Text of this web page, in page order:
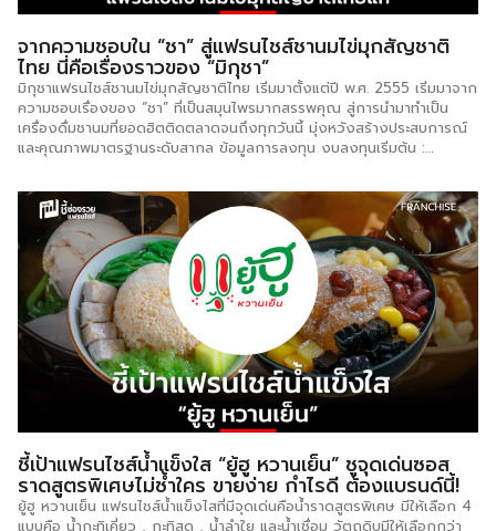
จากความชอบใน “ชา” สู่แฟรนไชส์ชานมไข่มุกสัญชาติ
ไทย นี่คือเรื่องราวของ “มิกุชา”
มิกุชาแฟรนไชส์ชานมไข่มุกสัญชาติไทย เริ่มมาตั้งแต่ปี พ.ศ. 2555 เริ่มมาจาก
ความชอบเรื่องของ “ชา” ที่เป็นสมุนไพรมากสรรพคุณ สู่การนำมาทำเป็น
เครื่องดื่มชานมที่ยอดฮิตติดตลาดจนถึงทุกวันนี้ มุ่งหวังสร้างประสบการณ์
และคุณภาพมาตรฐานระดับสากล ข้อมูลการลงทุน งบลงทุนเริ่มต้น :
350,000 บาท ค่าแบรนด์ : 85,000 บาท อุปกรณ์และวัตถุดิบ : สำหรับทำ
: 3% Marketing Fee : 1% จำนวนสาขา : มากกว่า 150 สาขา กลยุทธ์
ธุรกิจ -ราคาเริ่มต้น 35 บาท เข้าถึงไม่ยากจนเกินไป -คัดสรรใบชาคุณภาพที่
ปลูกแบบธรรมชาติ -ชงโดยใช้แรงงานมากกว่าเครื่องจักร เพราะคนมีจังหวะ
การชงที่ดีกว่า Kiosk ขนาดพื้นที่ 6 […]
ชี้เป้าแฟรนไชส์น้ำแข็งใส “ยู้ฮู หวานเย็น” ชูจุดเด่นซอส
ราดสูตรพิเศษไม่ซ้ำใคร ขายง่าย กำไรดี ต้องแบรนด์นี้!
ยู้ฮู หวานเย็น แฟรนไชส์น้ำแข็งไสที่มีจุดเด่นคือน้ำราดสูตรพิเศษ มีให้เลือก 4
แบบคือ น้ำกะทิเคี่ยว , กะทิสด , น้ำลำใย และน้ำเชื่อม วัตถุดิบมีให้เลือกกว่า